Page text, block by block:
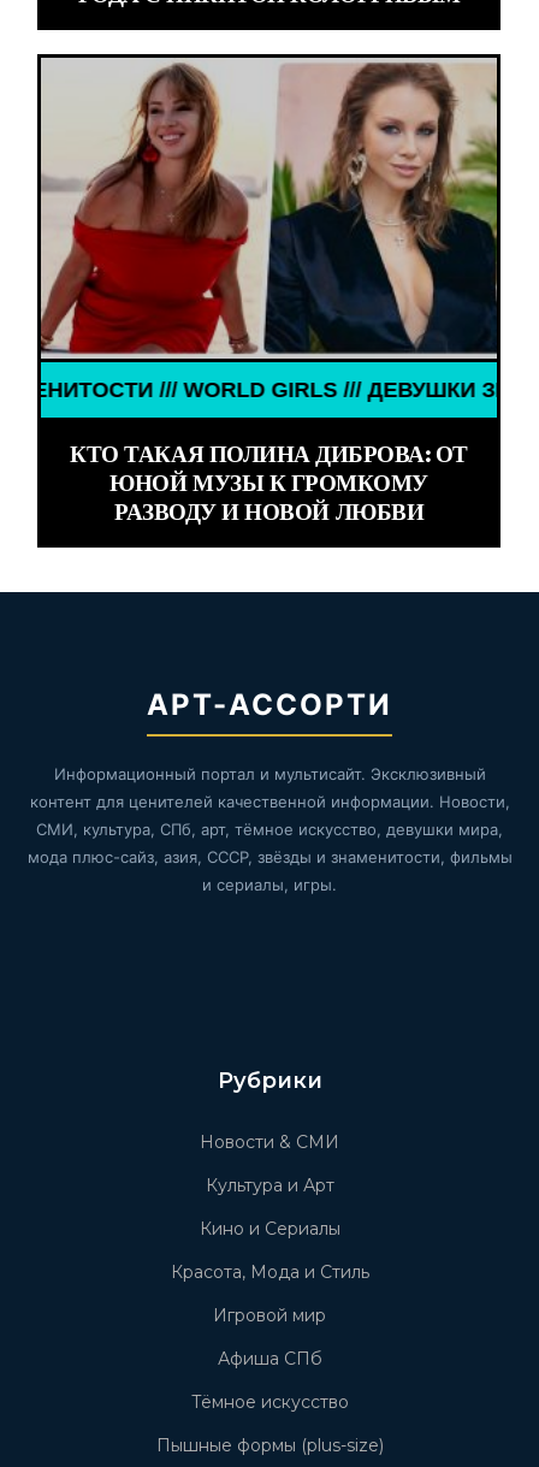
ДЕВУШКИ ЗНАМЕНИТОСТИ /// WORLD
КТО ТАКАЯ ПОЛИНА ДИБРОВА: ОТ
ЮНОЙ МУЗЫ К ГРОМКОМУ
РАЗВОДУ И НОВОЙ ЛЮБВИ
АРТ-АССОРТИ
Информационный портал и мультисайт. Эксклюзивный
контент для ценителей качественной информации. Новости,
СМИ, культура, СПб, арт, тёмное искусство, девушки мира,
мода плюс-сайз, азия, СССР, звёзды и знаменитости, фильмы
и сериалы, игры.
Рубрики
Новости & СМИ
Культура и Арт
Кино и Сериалы
Красота, Мода и Стиль
Игровой мир
Афиша СПб
Тёмное искусство
Пышные формы (plus-size)